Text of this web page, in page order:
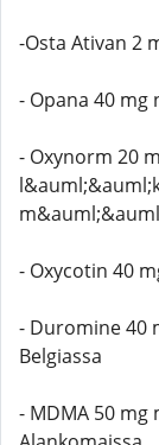
-Osta Ativan 2
- Opana 40
- Oxynorm 20
- Oxycotin 40
- Duromine 40
Belgiassa
- MDMA 50